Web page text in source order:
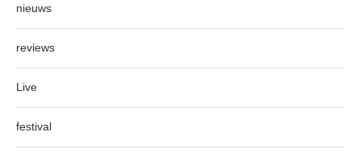
nieuws
reviews
Live
festival